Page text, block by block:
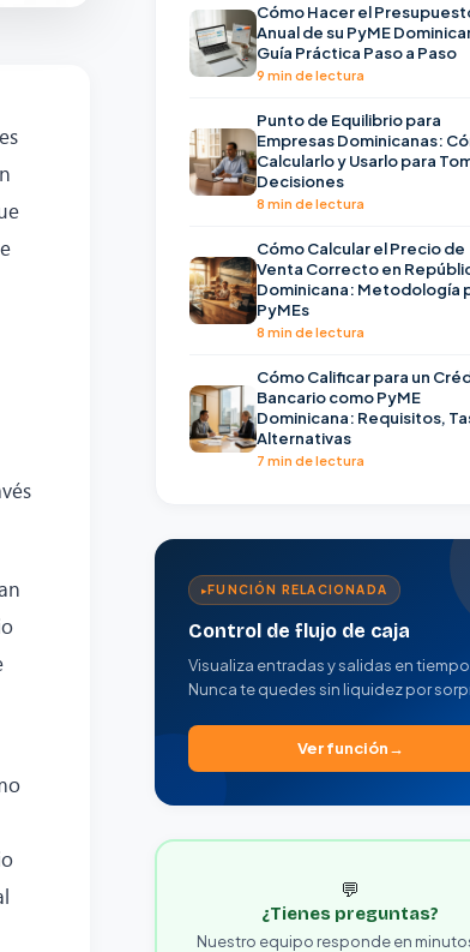
Cómo Hacer el
Anual de su PyME
Guía Práctica Paso a Paso
9 min de lectura
Punto de Equilibrio para
Empresas Dominicanas:
Calcularlo y Usarlo para
Decisiones
8 min de lectura
Cómo Calcular el Precio de
Venta Correcto en
Dominicana: Metodología
PyMEs
8 min de lectura
Cómo Calificar para un
Bancario como PyME
Dominicana: Requisitos,
Alternativas
7 min de lectura
FUNCIÓN RELACIONADA
Control de flujo de caja
Visualiza entradas y salidas en tiempo
Nunca te quedes sin liquidez por
Ver función
💬
¿Tienes preguntas?
Nuestro equipo responde en